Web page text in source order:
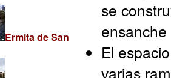
Ermita de San
se
El
varias